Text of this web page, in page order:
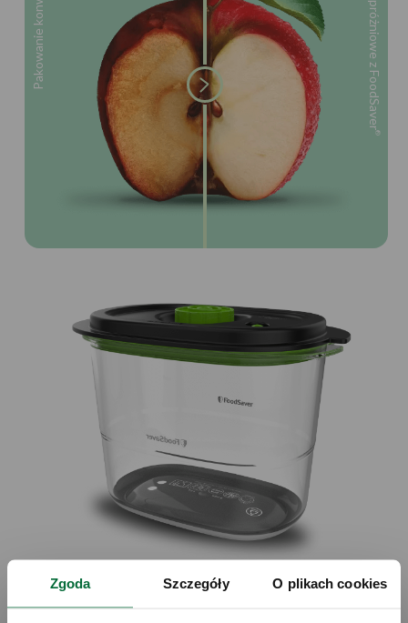
Zgoda Szczegóły O plikach cookies
®
Łatwa obsługa